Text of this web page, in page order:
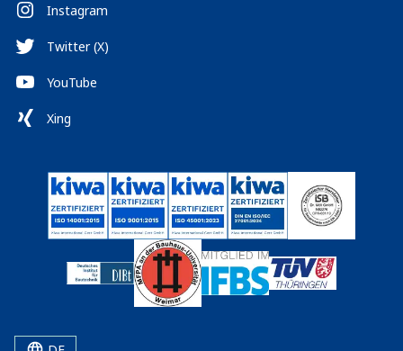
Instagram
Twitter (X)
YouTube
Xing